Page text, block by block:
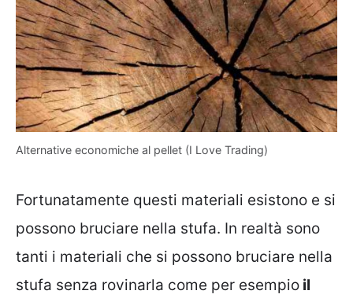
Alternative economiche al pellet (I Love Trading)
Fortunatamente questi materiali esistono e si
possono bruciare nella stufa. In realtà sono
tanti i materiali che si possono bruciare nella
stufa senza rovinarla come per esempio il